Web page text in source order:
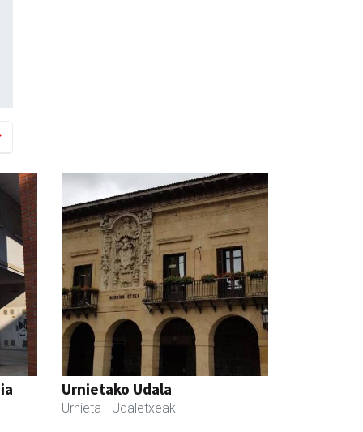
Urnietako Udala
Urnieta - Udaletxeak